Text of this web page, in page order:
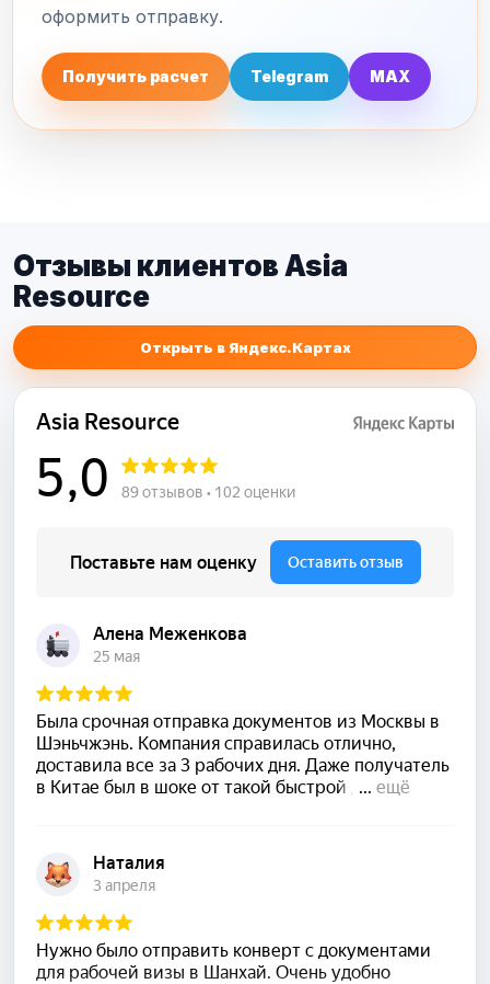
оформить отправку.
Получить расчет Telegram MAX
Отзывы клиентов Asia
Resource
Открыть в Яндекс.Картах